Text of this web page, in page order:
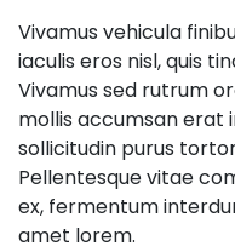
Vivamus vehicula
iaculis eros nisl, quis
Vivamus sed rutrum
mollis accumsan erat
sollicitudin purus
Pellentesque vitae
ex, fermentum
amet lorem.